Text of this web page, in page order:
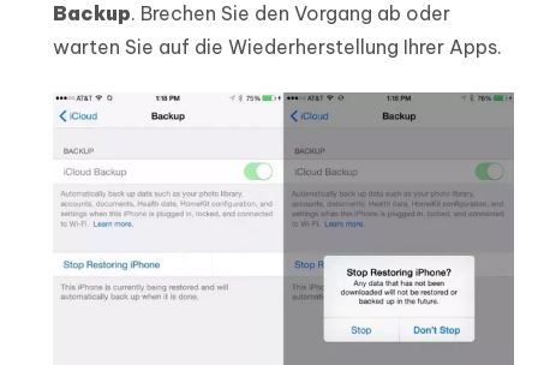
Backup. Brechen Sie den Vorgang ab oder
warten Sie auf die Wiederherstellung Ihrer Apps.